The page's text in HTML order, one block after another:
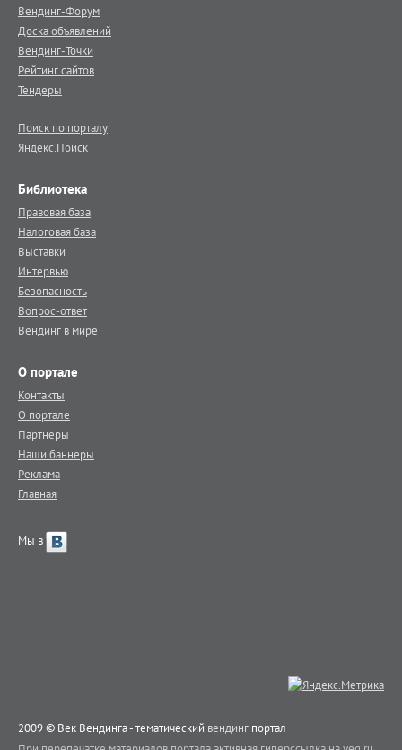
Вендинг-Форум
Доска объявлений
Вендинг-Точки
Рейтинг сайтов
Тендеры
Поиск по порталу
Яндекс.Поиск
Библиотека
Правовая база
Налоговая база
Выставки
Интервью
Безопасность
Вопрос-ответ
Вендинг в мире
О портале
Контакты
О портале
Партнеры
Наши баннеры
Реклама
Главная
Мы в
2009 © Век Вендинга - тематический вендинг портал